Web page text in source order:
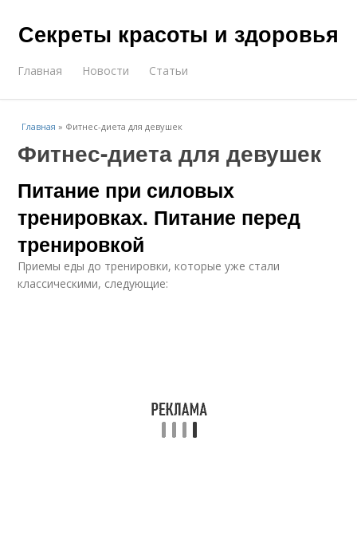
Секреты красоты и здоровья
Главная Новости Статьи
Главная » Фитнес-диета для девушек
Фитнес-диета для девушек
Питание при силовых
тренировках. Питание перед
тренировкой
Приемы еды до тренировки, которые уже стали
классическими, следующие: